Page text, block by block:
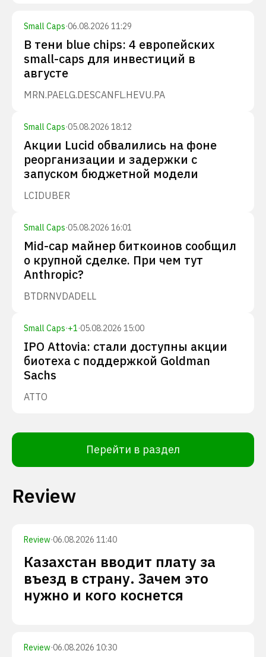
Small Caps·06.08.2026 11:29
В тени blue chips: 4 европейских
small-caps для инвестиций в
августе
MRN.PAELG.DESCANFL.HEVU.PA
Small Caps·05.08.2026 18:12
Акции Lucid обвалились на фоне
реорганизации и задержки с
запуском бюджетной модели
LCIDUBER
Small Caps·05.08.2026 16:01
Mid-cap майнер биткоинов сообщил
о крупной сделке. При чем тут
Anthropic?
BTDRNVDADELL
Small Caps·+1·05.08.2026 15:00
IPO Attovia: стали доступны акции
биотеха с поддержкой Goldman
Sachs
ATTO
Перейти в раздел
Review
Review·06.08.2026 11:40
Казахстан вводит плату за
въезд в страну. Зачем это
нужно и кого коснется
Review·06.08.2026 10:30